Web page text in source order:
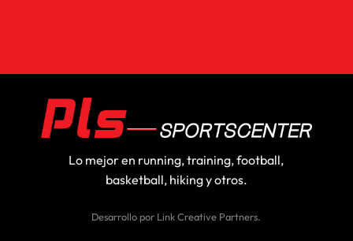
Lo mejor en running, training, football,
basketball, hiking y otros.
Desarrollo por Link Creative Partners.